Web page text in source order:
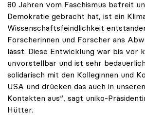
80 Jahren vom Faschismus befreit
Demokratie gebracht hat, ist ein
Wissenschaftsfeindlichkeit
Forscherinnen und Forscher ans
lässt. Diese Entwicklung war bis vor
unvorstellbar und ist sehr
solidarisch mit den Kolleginnen und
USA und drücken das auch in
Kontakten aus“, sagt uniko-
Hütter.